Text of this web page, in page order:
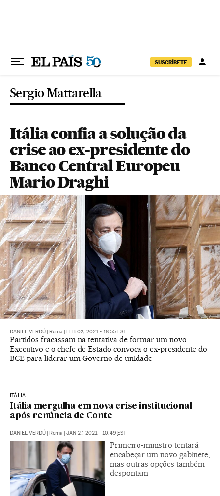
SUSCRÍBETE
Sergio Mattarella
Itália confia a solução da
crise ao ex-presidente do
Banco Central Europeu
Mario Draghi
DANIEL VERDÚ Roma FEB 02, 2021 - 18:55 EST
Partidos fracassam na tentativa de formar um novo
Executivo e o chefe de Estado convoca o ex-presidente do
BCE para liderar um Governo de unidade
ITÁLIA
Itália mergulha em nova crise institucional
após renúncia de Conte
DANIEL VERDÚ Roma JAN 27, 2021 - 10:49 EST
Primeiro-ministro tentará
encabeçar um novo gabinete,
mas outras opções também
despontam